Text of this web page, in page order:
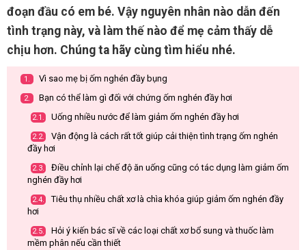
đoạn đầu có em bé. Vậy nguyên nhân nào dẫn đến
tình trạng này, và làm thế nào để mẹ cảm thấy dễ
chịu hơn. Chúng ta hãy cùng tìm hiểu nhé.
1. Vì sao mẹ bị ốm nghén đầy bụng
2. Bạn có thể làm gì đối với chứng ốm nghén đầy hơi
2.1. Uống nhiều nước để làm giảm ốm nghén đầy hơi
2.2.
Vận động là cách rất tốt giúp cải thiện tình trạng ốm nghén
đầy hơi
2.3.
Điều chỉnh lại chế độ ăn uống cũng có tác dụng làm giảm ốm
nghén đầy hơi
2.4.
Tiêu thụ nhiều chất xơ là chìa khóa giúp giảm ốm nghén đầy
hơi
2.5.
Hỏi ý kiến bác sĩ về các loại chất xơ bổ sung và thuốc làm
mềm phân nếu cần thiết